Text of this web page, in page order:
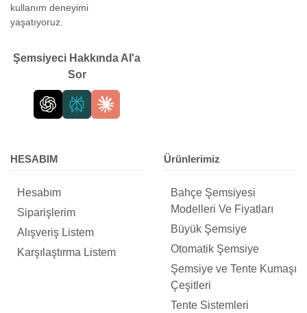
kullanım deneyimi
yaşatıyoruz.
Şemsiyeci Hakkında AI'a
Sor
HESABIM
Hesabım
Siparişlerim
Alışveriş Listem
Karşılaştırma Listem
Ürünlerimiz
Bahçe Şemsiyesi
Modelleri Ve Fiyatları
Büyük Şemsiye
Otomatik Şemsiye
Şemsiye ve Tente Kumaşı
Çeşitleri
Tente Sistemleri